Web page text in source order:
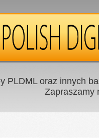
PLDML oraz innych
Zapraszamy